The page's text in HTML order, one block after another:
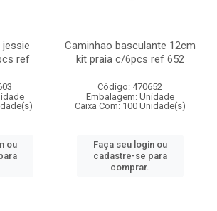
jessie
ref
ou
Caminhao basculante 12cm
kit praia c/6pcs ref 652
Código: 470652
Embalagem: Unidade
Caixa Com: 100 Unidade(s)
Faça seu login ou
cadastre-se para
comprar.